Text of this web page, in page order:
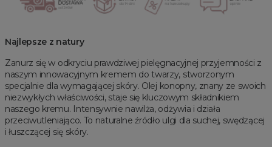
Najlepsze z natury
Zanurz się w odkryciu prawdziwej pielęgnacyjnej przyjemności z
naszym innowacyjnym kremem do twarzy, stworzonym
specjalnie dla wymagającej skóry. Olej konopny, znany ze swoich
niezwykłych właściwości, staje się kluczowym składnikiem
naszego kremu. Intensywnie nawilża, odżywia i działa
przeciwutleniająco. To naturalne źródło ulgi dla suchej, swędzącej
i łuszczącej się skóry.